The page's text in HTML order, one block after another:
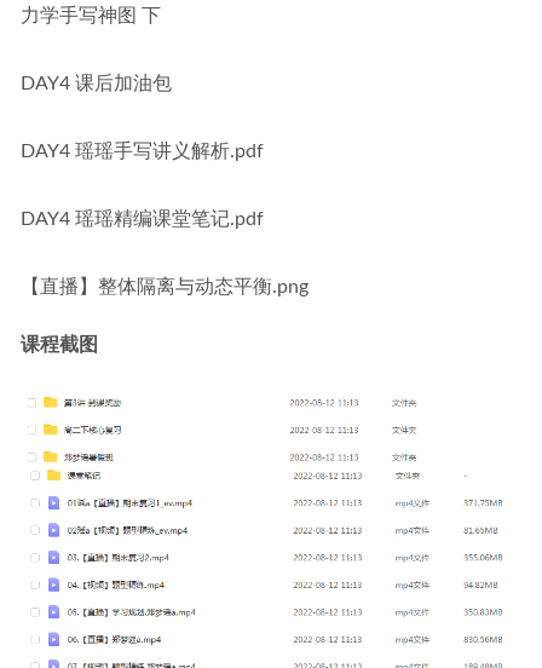
力学手写神图 下
DAY4 课后加油包
DAY4 瑶瑶手写讲义解析.pdf
DAY4 瑶瑶精编课堂笔记.pdf
【直播】整体隔离与动态平衡.png
课程截图